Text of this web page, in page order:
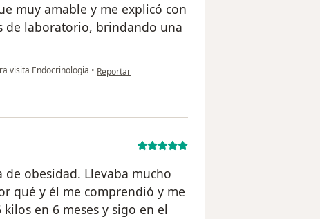
muy amable y me explicó con
de laboratorio, brindando una
visita Endocrinologia • en opinión del usuario EG
Reportar
obesidad. Llevaba mucho
qué y él me comprendió y me
en 6 meses y sigo en el